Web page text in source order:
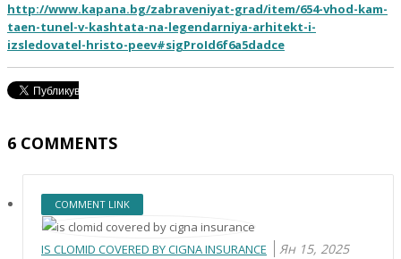
http://www.kapana.bg/zabraveniyat-grad/item/654-vhod-kam-
taen-tunel-v-kashtata-na-legendarniya-arhitekt-i-
izsledovatel-hristo-peev#sigProId6f6a5dadce
6 COMMENTS
COMMENT LINK
IS CLOMID COVERED BY CIGNA INSURANCE Ян 15, 2025